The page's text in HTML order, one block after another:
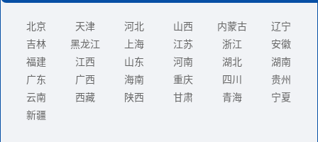
北京 天津 河北 山西 内蒙古
辽宁
吉林
黑龙江 上海 江苏 浙江
安徽
福建
江西 山东 河南 湖北
湖南
广东
广西 海南 重庆 四川
贵州
云南
西藏 陕西 甘肃 青海
宁夏
新疆